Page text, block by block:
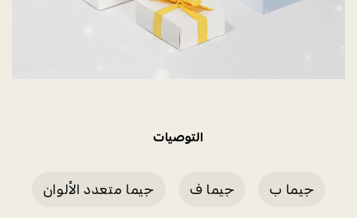
التوصيات
جيما ب جيما ف جيما متعدد الألوان